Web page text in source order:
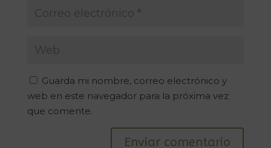
Guarda mi nombre, correo electrónico y
web en este navegador para la próxima vez
que comente.